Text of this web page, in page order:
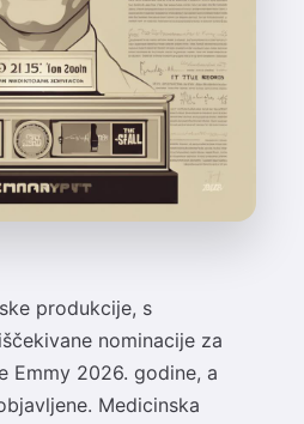
produkcije, s
nominacije za
Emmy 2026. godine, a
Medicinska